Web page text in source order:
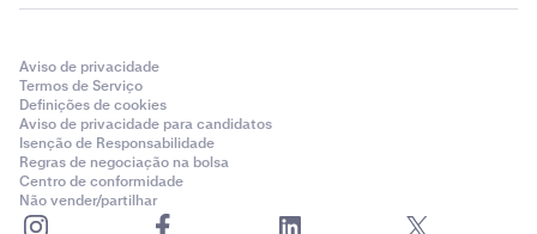
•
Recebo a mensagem "Falha ao definir a palavra-
passe"
Poderá ter uma Master Key ativada; preencha a
Master Key no campo apropriado. Tenho uma Master
Aviso de privacidade
Termos de Serviço
Definições de cookies
Aviso de privacidade para candidatos
Isenção de Responsabilidade
Regras de negociação na bolsa
Centro de conformidade
Não vender/partilhar